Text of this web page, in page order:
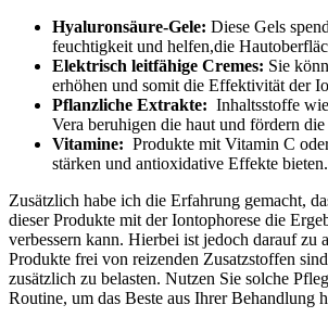
Hyaluronsäure-Gele: Diese Gels
feuchtigkeit ⁢und helfen,die
Elektrisch leitfähige‍ Cremes: Sie
erhöhen und somit die Effektivität der⁣
Pflanzliche Extrakte:
Inhaltsstoffe
Vera beruhigen⁢ die haut‍ und fördern
Vitamine:
Produkte mit Vitamin C
stärken und antioxidative Effekte bieten.
Zusätzlich habe ich die Erfahrung‌ gemacht,
dieser Produkte mit der Iontophorese die
verbessern ‌kann. Hierbei ist jedoch darauf zu
Produkte frei ​von reizenden Zusatzstoffen
⁣zusätzlich zu belasten. Nutzen Sie solche
Routine, um das ⁢Beste aus Ihrer Behandlung⁣